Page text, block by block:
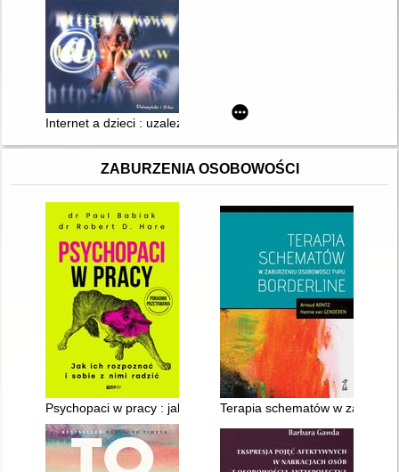
Internet a dzieci : uzależnienia i inne niebezpieczeństwa
ZABURZENIA OSOBOWOŚCI
Psychopaci w pracy : jak ich rozpoznać i sobie z nimi radzić
Terapia schematów w